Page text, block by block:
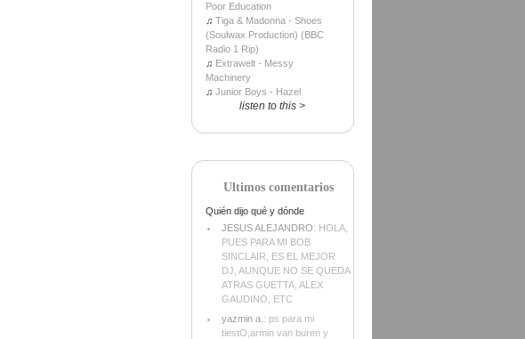
Poor Education
♫ Tiga & Madonna - Shoes
(Soulwax Production) (BBC
Radio 1 Rip)
♫ Extrawelt - Messy
Machinery
♫ Junior Boys - Hazel
listen to this >
Ultimos comentarios
Quién dijo qué y dónde
JESUS ALEJANDRO: HOLA,
PUES PARA MI BOB
SINCLAIR, ES EL MEJOR
DJ, AUNQUE NO SE QUEDA
ATRAS GUETTA, ALEX
GAUDINO, ETC
yazmin a. : ps para mi
tiestO,armin van buren y